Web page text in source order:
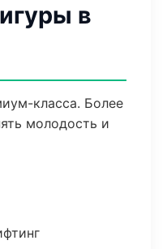
в
класса. Более
молодость и